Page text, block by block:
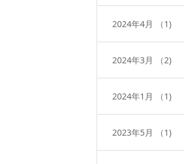
2024年4月 （1)
2024年3月 （2)
2024年1月 （1)
2023年5月 （1)